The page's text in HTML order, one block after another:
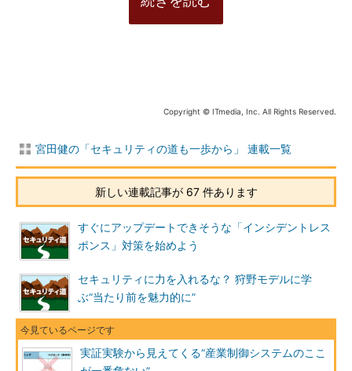
Copyright © ITmedia, Inc. All Rights Reserved.
宮田健の「セキュリティの道も一歩から」 連載一覧
新しい連載記事が 67 件あります
すぐにアップデートできそうな「インシデントレス
ポンス」対策を始めよう
セキュリティに力を入れるな？ 狩野モデルに学
ぶ“当たり前を魅力的に”
実証実験から見えてくる“産業制御システムのここ